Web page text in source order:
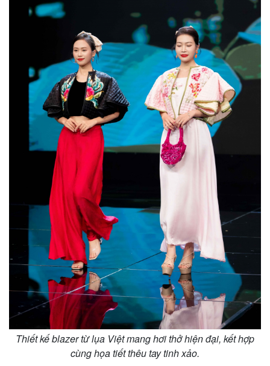
Thế giới
Multimedia
Video
Thiết kế blazer từ lụa Việt mang hơi thở hiện đại, kết hợp
cùng họa tiết thêu tay tinh xảo.